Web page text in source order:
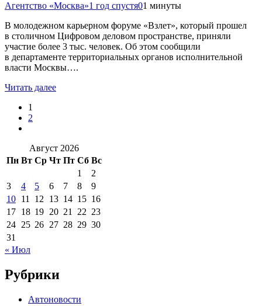
Агентство «Москва»1 год спустя01 минуты
В молодежном карьерном форуме «Взлет», который прошел
в столичном Цифровом деловом пространстве, приняли
участие более 3 тыс. человек. Об этом сообщили
в департаменте территориальных органов исполнительной
власти Москвы….
Читать далее
1
2
Август 2026
Пн Вт Ср Чт Пт Сб Вс
1
2
3
4 5 6 7 8
9
10 11 12 13 14 15 16
17 18 19 20 21 22 23
24 25 26 27 28 29 30
31
« Июл
Рубрики
Автоновости